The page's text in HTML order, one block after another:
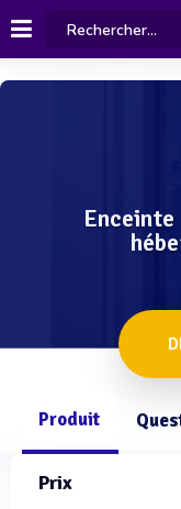
Produit
Prix